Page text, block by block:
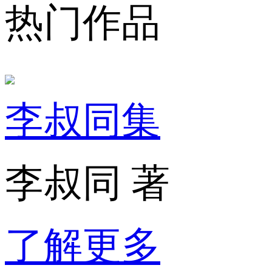
热门作品
李叔同集
李叔同 著
了解更多